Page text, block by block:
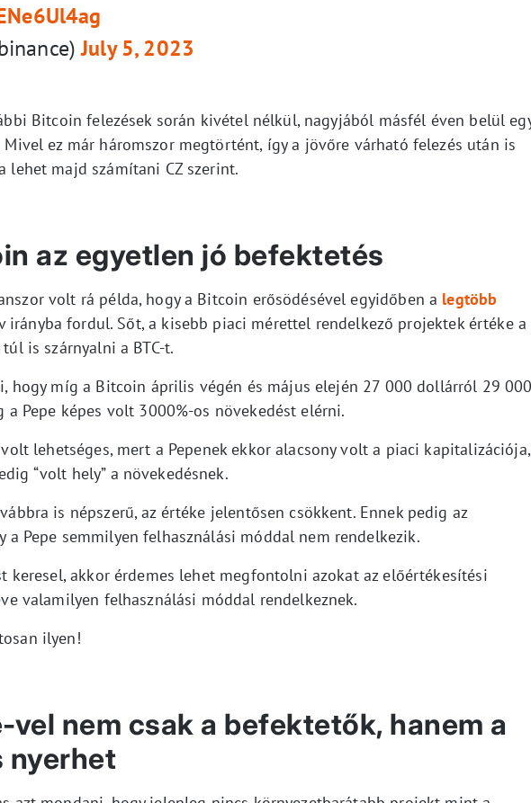
July 5, 2023
Bitcoin felezések során kivétel nélkül, nagyjából másfél éven belül
ez már háromszor megtörtént, így a jövőre várható felezés után is
lehet majd számítani CZ szerint.
az egyetlen jó befektetés
volt rá példa, hogy a Bitcoin erősödésével egyidőben a legtöbb
irányba fordul. Sőt, a kisebb piaci mérettel rendelkező projektek értéke a
is szárnyalni a BTC-t.
hogy míg a Bitcoin április végén és május elején 27 000 dollárról 29 000
Pepe képes volt 3000%-os növekedést elérni.
lehetséges, mert a Pepenek ekkor alacsony volt a piaci kapitalizációja,
“volt hely” a növekedésnek.
is népszerű, az értéke jelentősen csökkent. Ennek pedig az
a Pepe semmilyen felhasználási móddal nem rendelkezik.
keresel, akkor érdemes lehet megfontolni azokat az előértékesítési
valamilyen felhasználási móddal rendelkeznek.
ilyen!
vel nem csak a befektetők, hanem a
nyerhet